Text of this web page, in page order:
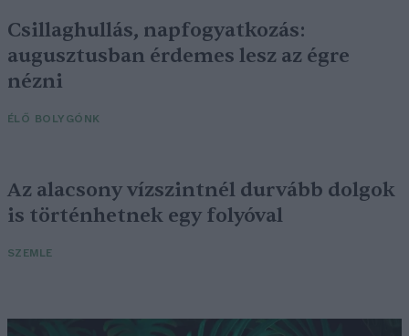
Csillaghullás, napfogyatkozás:
augusztusban érdemes lesz az égre
nézni
ÉLŐ BOLYGÓNK
Az alacsony vízszintnél durvább dolgok
is történhetnek egy folyóval
SZEMLE